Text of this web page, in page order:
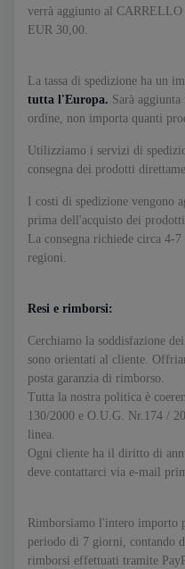
verrà aggiunto al
EUR 30,00.
La tassa di spedizione ha un
tutta l'Europa. Sarà
ordine, non importa quanti
Utilizziamo i servizi di
consegna dei prodotti
I costi di spedizione vengono
prima dell'acquisto dei
La consegna richiede circa 4-
regioni.
Resi e rimborsi:
Cerchiamo la soddisfazione
sono orientati al cliente.
posta garanzia di rimborso.
Tutta la nostra politica è
130/2000 e O.U.G. Nr.174 /
linea.
Ogni cliente ha il diritto di
deve contattarci via e-mail
Rimborsiamo l'intero importo
periodo di 7 giorni, contando
rimborsi effettuati tramite